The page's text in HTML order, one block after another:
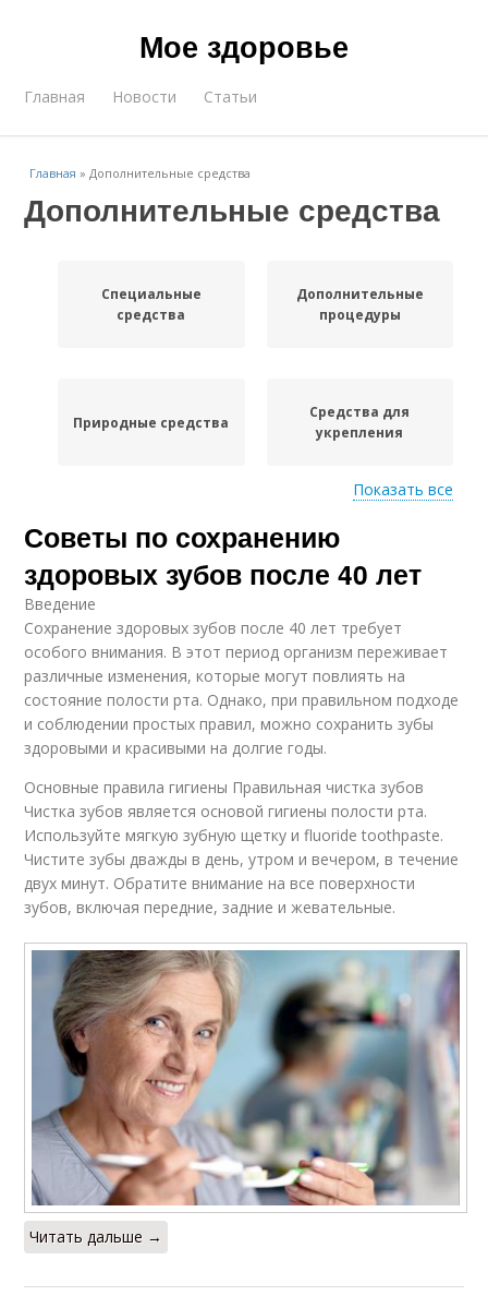
Мое здоровье
Главная Новости Статьи
Главная »Дополнительные средства
Дополнительные средства
Специальные
средства
Дополнительные
процедуры
Природные средства
Средства для
укрепления
Неподходящие
средства
Показать все
Советы по сохранению
здоровых зубов после 40 лет
Введение
Сохранение здоровых зубов после 40 лет требует
особого внимания. В этот период организм переживает
различные изменения, которые могут повлиять на
состояние полости рта. Однако, при правильном подходе
и соблюдении простых правил, можно сохранить зубы
здоровыми и красивыми на долгие годы.
Основные правила гигиены Правильная чистка зубов
Чистка зубов является основой гигиены полости рта.
Используйте мягкую зубную щетку и fluoride toothpaste.
Чистите зубы дважды в день, утром и вечером, в течение
двух минут. Обратите внимание на все поверхности
зубов, включая передние, задние и жевательные.
Читать дальше →